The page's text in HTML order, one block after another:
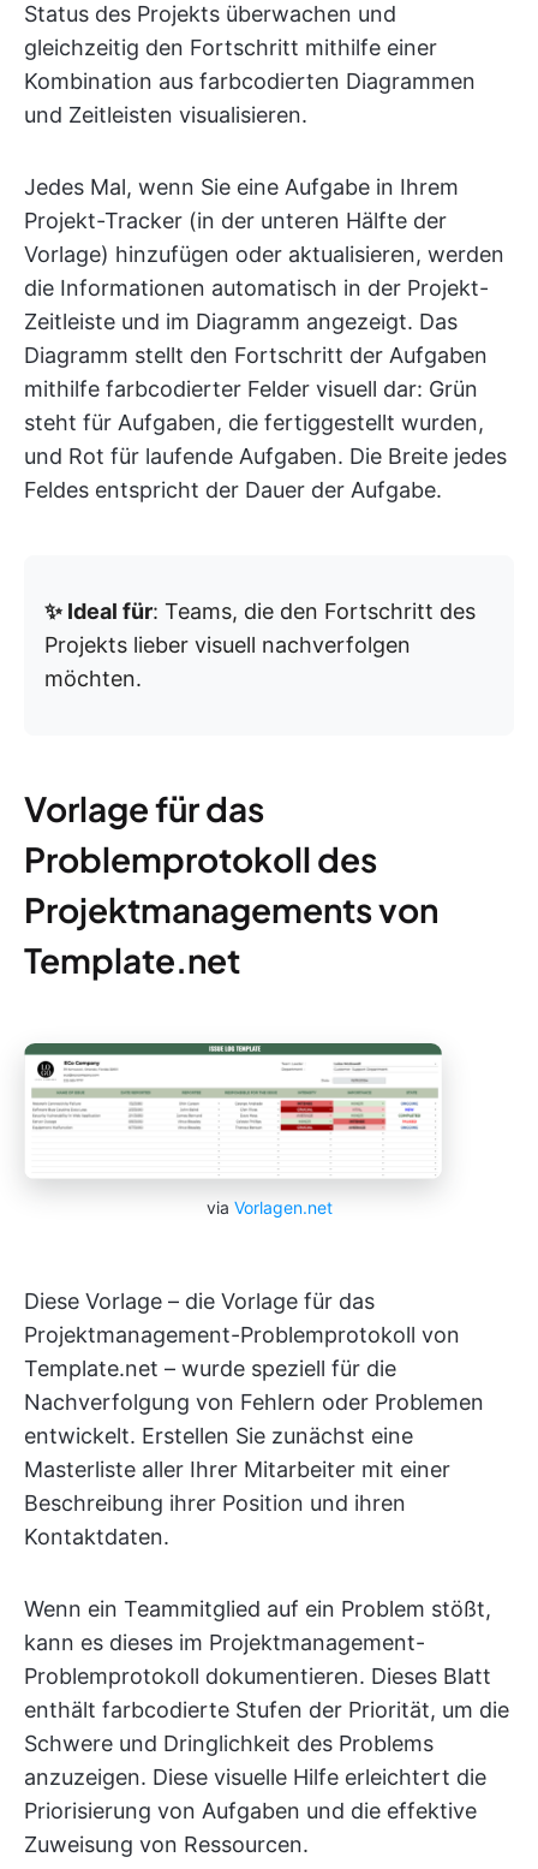
Status des Projekts überwachen und
gleichzeitig den Fortschritt mithilfe einer
Kombination aus farbcodierten Diagrammen
und Zeitleisten visualisieren.
Jedes Mal, wenn Sie eine Aufgabe in Ihrem
Projekt-Tracker (in der unteren Hälfte der
Vorlage) hinzufügen oder aktualisieren, werden
die Informationen automatisch in der Projekt-
Zeitleiste und im Diagramm angezeigt. Das
Diagramm stellt den Fortschritt der Aufgaben
mithilfe farbcodierter Felder visuell dar: Grün
steht für Aufgaben, die fertiggestellt wurden,
und Rot für laufende Aufgaben. Die Breite jedes
Feldes entspricht der Dauer der Aufgabe.
✨ Ideal für: Teams, die den Fortschritt des
Projekts lieber visuell nachverfolgen
möchten.
Vorlage für das
Problemprotokoll des
Projektmanagements von
Template.net
via Vorlagen.net
Diese Vorlage – die Vorlage für das
Projektmanagement-Problemprotokoll von
Template.net – wurde speziell für die
Nachverfolgung von Fehlern oder Problemen
entwickelt. Erstellen Sie zunächst eine
Masterliste aller Ihrer Mitarbeiter mit einer
Beschreibung ihrer Position und ihren
Kontaktdaten.
Wenn ein Teammitglied auf ein Problem stößt,
kann es dieses im Projektmanagement-
Problemprotokoll dokumentieren. Dieses Blatt
enthält farbcodierte Stufen der Priorität, um die
Schwere und Dringlichkeit des Problems
anzuzeigen. Diese visuelle Hilfe erleichtert die
Priorisierung von Aufgaben und die effektive
Zuweisung von Ressourcen.